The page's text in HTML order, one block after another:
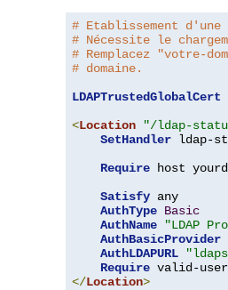
# Etablissement d'une
# Nécessite le
# Remplacez "votre-
# domaine.
LDAPTrustedGlobalCert
<Location "/ldap-
SetHandler ldap-
Require host
Satisfy any
AuthType Basic
AuthName
"LDAP
AuthBasicProvider
AuthLDAPURL
Require
</Location>